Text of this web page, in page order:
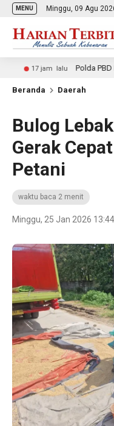
MENU Minggu, 09 Agu
jam lalu Polda PBD Pererat
Beranda Daerah
Bulog
Gerak
Petani
waktu baca 2 menit
Minggu, 25 Jan 2026 13:44